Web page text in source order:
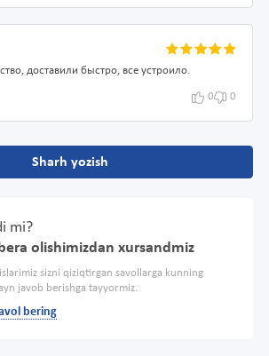
доставили быстро, все устроило.
0 0
Sharh yozish
mi?
olishimizdan xursandmiz
sizni qiziqtirgan savollarga kunning
javob berishga tayyormiz.
bering